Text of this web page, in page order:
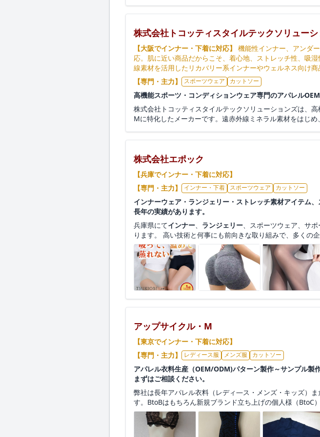
株式会社トコッティスタイルテックソリュー
【大阪でインナー・下着に対応】
機能性インナー、アンダ
応。肌に近い商品だからこそ、着心地、ストレッチ性、吸
線素材を活用したリカバリー系インナーやウェルネス向け商
【専門・主力】
スポーツウェア カットソー
高機能スポーツ・コンディションウェア専門のアパレル
株式会社トコッティスタイルテックソリューションズは、
Mに特化したメーカーです。遠赤外線ミネラル素材をはじ
株式会社エポック
【兵庫でインナー・下着に対応】
【専門・主力】
インナー・下着 スポーツウェア カットソー
インナーウェア・ランジェリー・ストレッチ素材アイテム
長年の実績があります。
兵庫県にてインナー ランジェリー 、スポーツウェア、サ
ります。 高い技術と何事にも前向きな取り組みで、多くの
アップサイクル・M
【東京でインナー・下着に対応】
【専門・主力】
レディース服 メンズ服 カットソー
アパレル衣料生産（OEM/ODM)パターン製作～サンプル
まずはご相談ください。
弊社は長年アパレル衣料（レディ―ス・メンズ・キッズ）
す。BtoBはもちろん新規ブランド立ち上げの個人様（BtoC